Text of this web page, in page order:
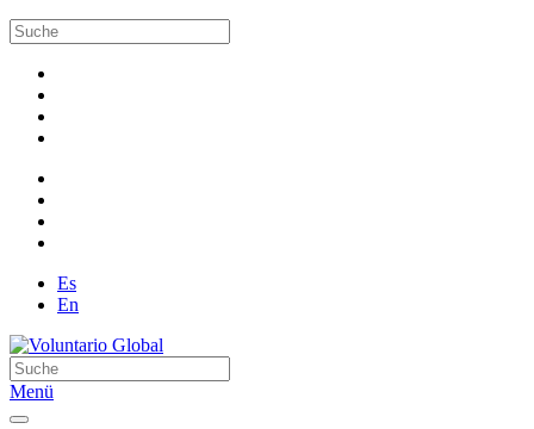
Es
En
Menü